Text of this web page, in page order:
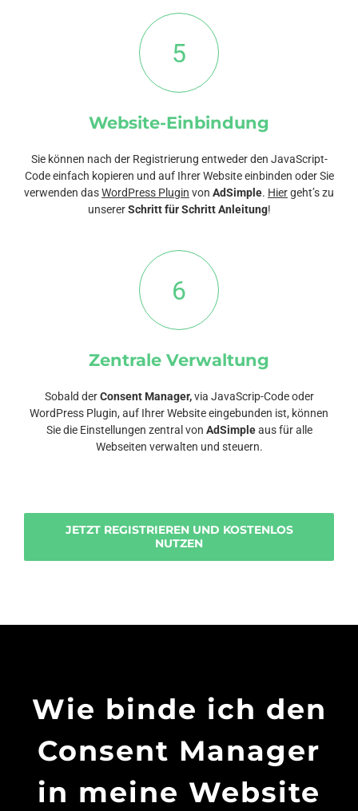
5
Website-Einbindung
Sie können nach der Registrierung entweder den JavaScript-
Code einfach kopieren und auf Ihrer Website einbinden oder Sie
verwenden dasWordPress Plugin von AdSimple. Hiergeht’s zu
unsererSchritt für Schritt Anleitung!
6
Zentrale Verwaltung
Sobald derConsent Manager,via JavaScrip-Code oder
WordPress Plugin, auf Ihrer Website eingebunden ist, können
Sie die Einstellungen zentral von AdSimpleaus für alle
Webseiten verwalten und steuern.
JETZT REGISTRIEREN UND KOSTENLOS
NUTZEN
Wie binde ich den
Consent Manager
in meine Website